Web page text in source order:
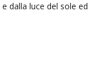
e dalla luce del sole ed